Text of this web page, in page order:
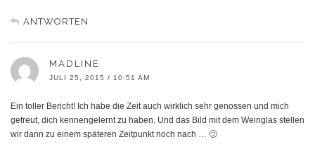
ANTWORTEN
MADLINE
JULI 25, 2015 / 10:51 AM
Ein toller Bericht! Ich habe die Zeit auch wirklich sehr genossen und mich
gefreut, dich kennengelernt zu haben. Und das Bild mit dem Weinglas stellen
wir dann zu einem späteren Zeitpunkt noch nach … 🙂